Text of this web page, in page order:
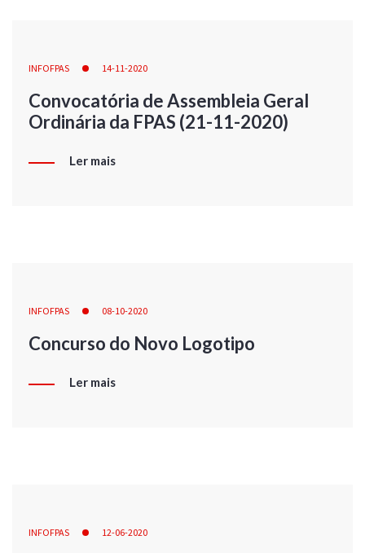
INFOFPAS 14-11-2020
Convocatória de Assembleia Geral
Ordinária da FPAS (21-11-2020)
Ler mais
INFOFPAS 08-10-2020
Concurso do Novo Logotipo
Ler mais
INFOFPAS 12-06-2020